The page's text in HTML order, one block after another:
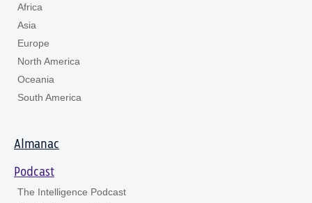
Africa
Asia
Europe
North America
Oceania
South America
Almanac
Podcast
The Intelligence Podcast